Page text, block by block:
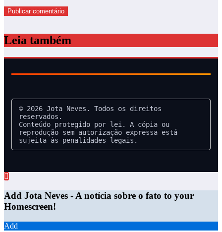
Leia também
© 2026 Jota Neves. Todos os direitos
reservados.
Conteúdo protegido por lei. A cópia ou
reprodução sem autorização expressa está
sujeita às penalidades legais.
Add Jota Neves - A notícia sobre o fato to your
Homescreen!
Add